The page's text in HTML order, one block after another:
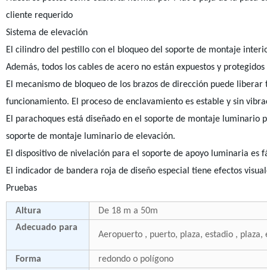
cliente requerido
Sistema de elevación
El cilindro del pestillo con el bloqueo del soporte de montaje
Además, todos los cables de acero no están expuestos y
El mecanismo de bloqueo de los brazos de dirección puede
funcionamiento. El proceso de enclavamiento es estable y sin
El parachoques está diseñado en el soporte de montaje
soporte de montaje luminario de elevación.
El dispositivo de nivelación para el soporte de apoyo luminaria
El indicador de bandera roja de diseño especial tiene efectos
Pruebas
Altura
De 18 m a 50m
Adecuado para
Aeropuerto , puerto, plaza, estadio ,
Forma redondo o polígono